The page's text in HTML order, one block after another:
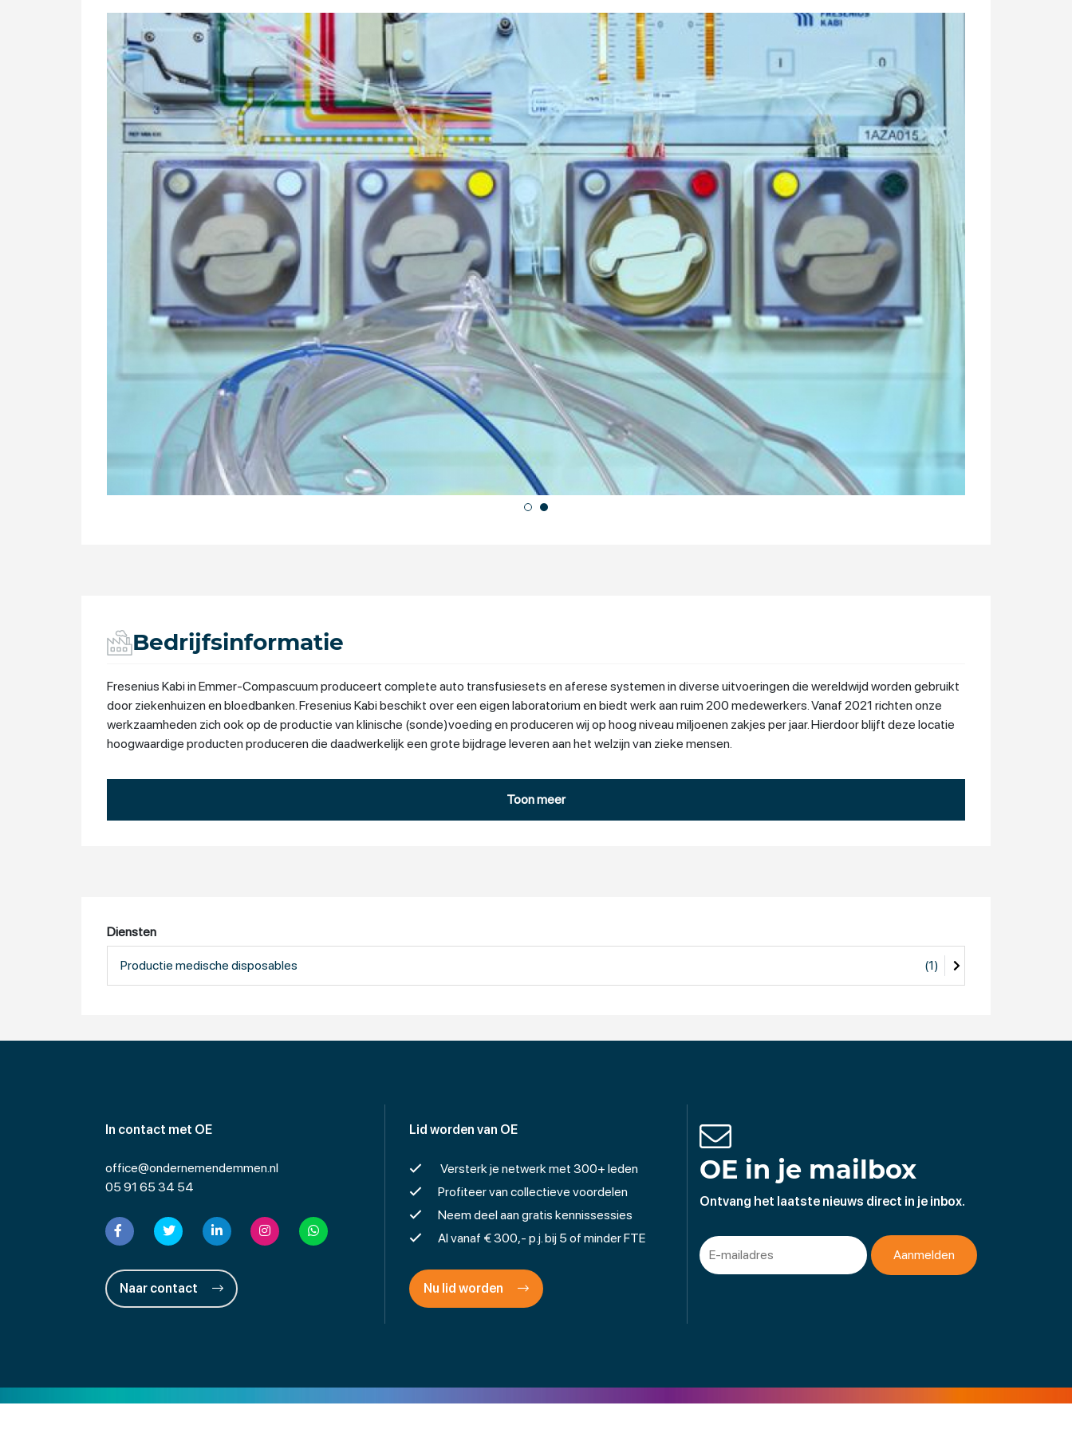
Bedrijfsinformatie
Fresenius Kabi in Emmer-Compascuum produceert complete auto transfusiesets en aferese systemen in diverse uitvoeringen die wereldwijd worden gebruikt
door ziekenhuizen en bloedbanken. Fresenius Kabi beschikt over een eigen laboratorium en biedt werk aan ruim 200 medewerkers. Vanaf 2021 richten onze
werkzaamheden zich ook op de productie van klinische (sonde)voeding en produceren wij op hoog niveau miljoenen zakjes per jaar. Hierdoor blijft deze locatie
hoogwaardige producten produceren die daadwerkelijk een grote bijdrage leveren aan het welzijn van zieke mensen.
Toon meer
Diensten
Productie medische disposables (1)
In contact met OE
office@ondernemendemmen.nl
05 91 65 34 54
Naar contact
Lid worden van OE
Versterk je netwerk met 300+ leden
Profiteer van collectieve voordelen
Neem deel aan gratis kennissessies
Al vanaf € 300,- p.j. bij 5 of minder FTE
Nu lid worden
OE in je mailbox
Ontvang het laatste nieuws direct in je inbox.